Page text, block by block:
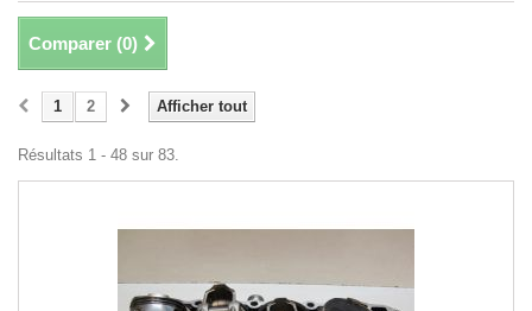
Comparer (0)
Afficher tout
1 2
Résultats 1 - 48 sur 83.